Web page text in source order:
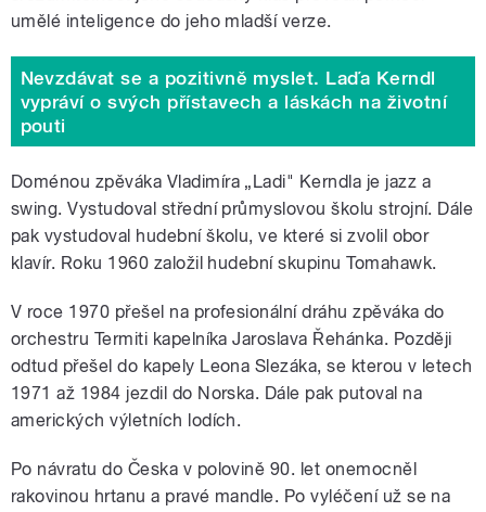
umělé inteligence do jeho mladší verze.
Nevzdávat se a pozitivně myslet. Laďa Kerndl
vypráví o svých přístavech a láskách na životní
pouti
Doménou zpěváka Vladimíra „Ladi" Kerndla je jazz a
swing. Vystudoval střední průmyslovou školu strojní. Dále
pak vystudoval hudební školu, ve které si zvolil obor
klavír. Roku 1960 založil hudební skupinu Tomahawk.
V roce 1970 přešel na profesionální dráhu zpěváka do
orchestru Termiti kapelníka Jaroslava Řehánka. Později
odtud přešel do kapely Leona Slezáka, se kterou v letech
1971 až 1984 jezdil do Norska. Dále pak putoval na
amerických výletních lodích.
Po návratu do Česka v polovině 90. let onemocněl
rakovinou hrtanu a pravé mandle. Po vyléčení už se na